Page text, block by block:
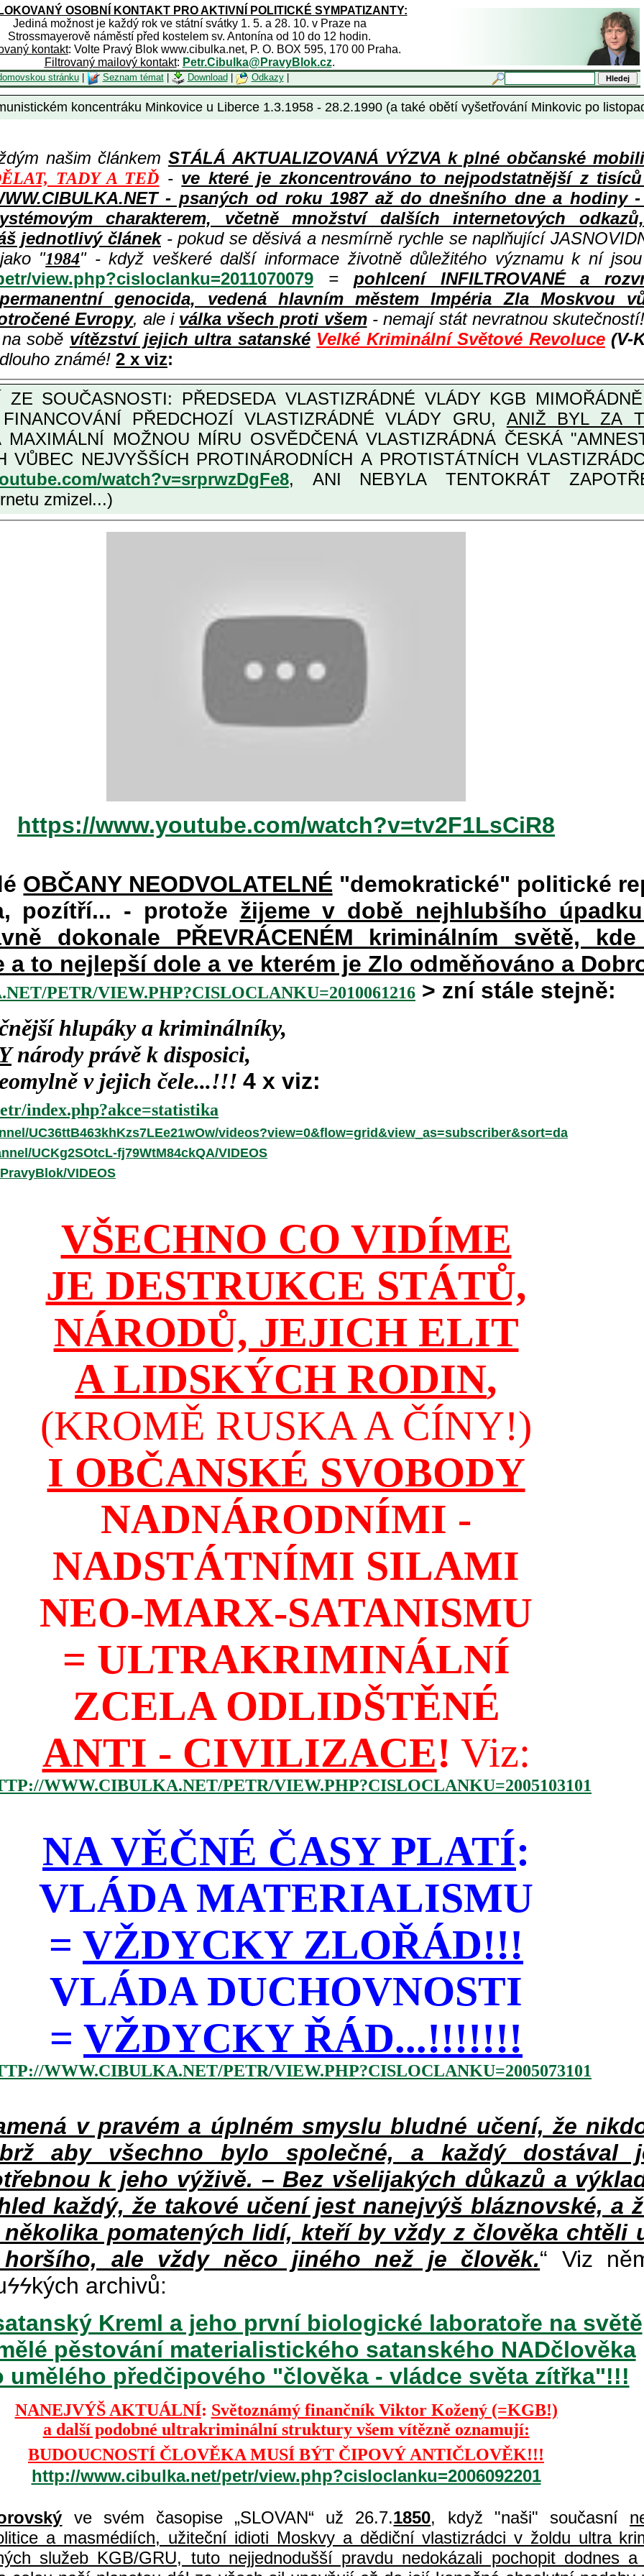
OSOBNÍ KONTAKT PRO AKTIVNÍ POLITICKÉ SYMPATIZANTY:
Jediná možnost je každý rok ve státní svátky 1. 5. a 28. 10. v Praze na
Strossmayerově náměstí před kostelem sv. Antonína od 10 do 12 hodin.
kontakt: Volte Pravý Blok www.cibulka.net, P. O. BOX 595, 170 00 Praha.
Filtrovaný mailový kontakt: Petr.Cibulka@PravyBlok.cz.
stránku| Seznam témat| Download Odkazy|
koncentráku Minkovice u Liberce 1.3.1958 - 28.2.1990 (a také obětí vyšetřování Minkovic po
našim článkem STÁLÁ AKTUALIZOVANÁ VÝZVA k plné občanské
TADY A TEĎ - ve které je zkoncentrováno to nejpodstatnější z
- psaných od roku 1987 až do dnešního dne a hodiny
charakterem, včetně množství dalších internetových
jednotlivý článek- pokud se děsivá a nesmírně rychle se naplňující
"1984" - když veškeré další informace životně důležitého významu k ní
view.php?cisloclanku=2011070079 = pohlcení INFILTROVANÉ a
genocida, vedená hlavním městem Impéria Zla Moskvou
Evropy, ale i válka všech proti všem- nemají stát nevratnou
sobě vítězství jejich ultra satanské Velké Kriminální Světové Revoluce (V-
známé! 2 x viz:
PŘEDCHOZÍ VLASTIZRÁDNÉ VLÁDY GRU, ANIŽ BYL ZA
MÍRU OSVĚDČENÁ VLASTIZRÁDNÁ ČESKÁ "AMNESTIE", URČENÁ
VLASTIZRÁDCŮ, VIZ NAPŘ.
watch?v=srprwzDgFe8, ANI NEBYLA TENTOKRÁT
zmizel...)
https://www.youtube.com/watch?v=tv2F1LsCiR8
OBČANY NEODVOLATELNÉ"demokratické" politické
pozítří... - protože žijeme v době nejhlubšího
dokonale PŘEVRÁCENÉM kriminálním světě,
a to nejlepší dole a ve kterém je Zlo odměňováno a
PETR/VIEW.PHP?CISLOCLANKU=2010061216 > zní stále stejně:
hlupáky a kriminálníky,
národy právě k disposici,
v jejich čele...!!! 4 x viz:
index.php?akce=statistika
UC36ttB463khKzs7LEe21wOw/videos?view=0&flow=grid&view_as=subscriber&sort=da
UCKg2SOtcL-fj79WtM84ckQA/VIDEOS
VIDEOS
VŠECHNO CO VIDÍME
JE DESTRUKCE STÁTŮ,
NÁRODŮ, JEJICH ELIT
A LIDSKÝCH RODIN,
(KROMĚ RUSKA A ČÍNY!)
I OBČANSKÉ SVOBODY
NADNÁRODNÍMI -
NADSTÁTNÍMI SILAMI
NEO-MARX-SATANISMU
= ULTRAKRIMINÁLNÍ
ZCELA ODLIDŠTĚNÉ
ANTI - CIVILIZACE! Viz:
WWW.CIBULKA.NET/PETR/VIEW.PHP?CISLOCLANKU=2005103101
NA VĚČNÉ ČASY PLATÍ:
VLÁDA MATERIALISMU
= VŽDYCKY ZLOŘÁD!!!
VLÁDA DUCHOVNOSTI
= VŽDYCKY ŘÁD...!!!!!!!
WWW.CIBULKA.NET/PETR/VIEW.PHP?CISLOCLANKU=2005073101
v pravém a úplném smyslu bludné učení, že
aby všechno bylo společné, a každý dostával
k jeho výživě. – Bez všelijakých důkazů a
každý, že takové učení jest nanejvýš bláznovské, a
pomatených lidí, kteří by vždy z člověka chtěli
ale vždy něco jiného než je člověk.“ Viz
ϟϟkých archivů:
Kreml a jeho první biologické laboratoře na světě
pěstování materialistického satanského NADčlověka
umělého předčipového "člověka - vládce světa zítřka"!!!
NANEJVÝŠ AKTUÁLNÍ: Světoznámý finančník Viktor Kožený (=KGB!)
a další podobné ultrakriminální struktury všem vítězně oznamují:
BUDOUCNOSTÍ ČLOVĚKA MUSÍ BÝT ČIPOVÝ ANTIČLOVĚK!!!
http://www.cibulka.net/petr/view.php?cisloclanku=2006092201
ve svém časopise „SLOVAN“ už 26.7.1850, když "naši" současní
a masmédiích, užiteční idioti Moskvy a dědiční vlastizrádci v žoldu ultra
služeb KGB/GRU, tuto nejjednodušší pravdu nedokázali pochopit dodnes